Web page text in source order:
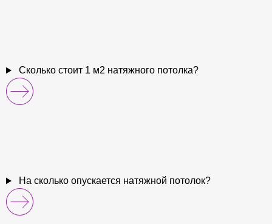
Сколько стоит 1 м2 натяжного потолка?
На сколько опускается натяжной потолок?